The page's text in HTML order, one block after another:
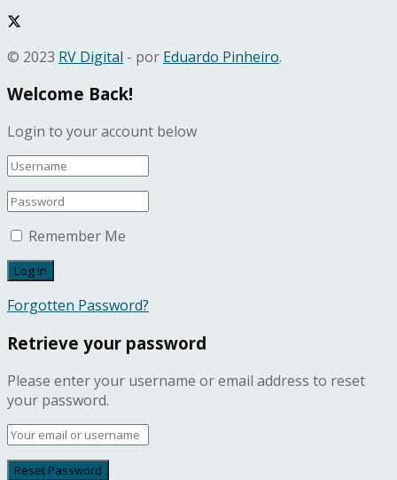
© 2023 RV Digital - por Eduardo Pinheiro.
Welcome Back!
Login to your account below
Remember Me
Forgotten Password?
Retrieve your password
Please enter your username or email address to reset
your password.